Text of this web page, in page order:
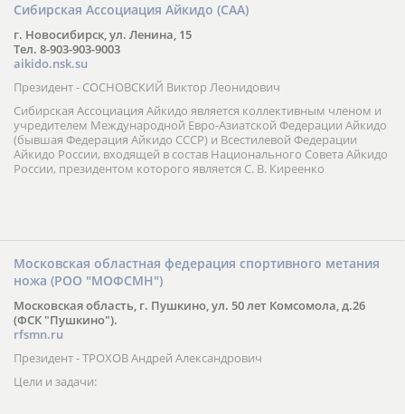
Сибирская Ассоциация Айкидо (САА)
г. Новосибирск, ул. Ленина, 15
Тел. 8-903-903-9003
aikido.nsk.su
Президент - СОСНОВСКИЙ Виктор Леонидович
Сибирская Ассоциация Айкидо является коллективным членом и
учредителем Международной Евро-Азиатской Федерации Айкидо
(бывшая Федерация Айкидо СССР) и Всестилевой Федерации
Айкидо России, входящей в состав Национального Совета Айкидо
России, президентом которого является С. В. Киреенко
Московская областная федерация спортивного метания
ножа (РОО "МОФСМН")
Московская область, г. Пушкино, ул. 50 лет Комсомола, д.26
(ФСК "Пушкино").
rfsmn.ru
Президент - ТРОХОВ Андрей Александрович
Цели и задачи: